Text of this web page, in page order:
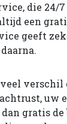
die 24/
een
geeft
verschil
uw
gratis de